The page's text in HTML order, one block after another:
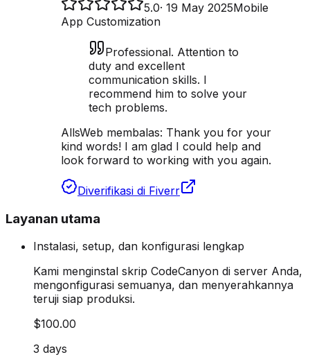
5.0· 19 May 2025Mobile
App Customization
Professional. Attention to
duty and excellent
communication skills. I
recommend him to solve your
tech problems.
AllsWeb membalas: Thank you for your
kind words! I am glad I could help and
look forward to working with you again.
Diverifikasi di Fiverr
Layanan utama
Instalasi, setup, dan konfigurasi lengkap
Kami menginstal skrip CodeCanyon di server Anda,
mengonfigurasi semuanya, dan menyerahkannya
teruji siap produksi.
$100.00
3 days